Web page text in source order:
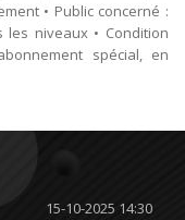
• Public concerné :
niveaux • Condition
spécial, en
15-10-2025 14:30